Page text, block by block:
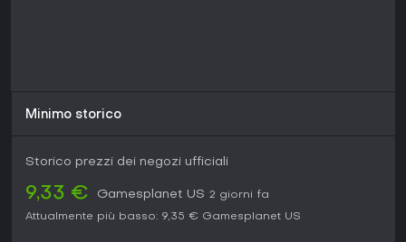
Minimo storico
Storico prezzi dei negozi ufficiali
9,33 € Gamesplanet US 2 giorni fa
Attualmente più basso: 9,35 € Gamesplanet US